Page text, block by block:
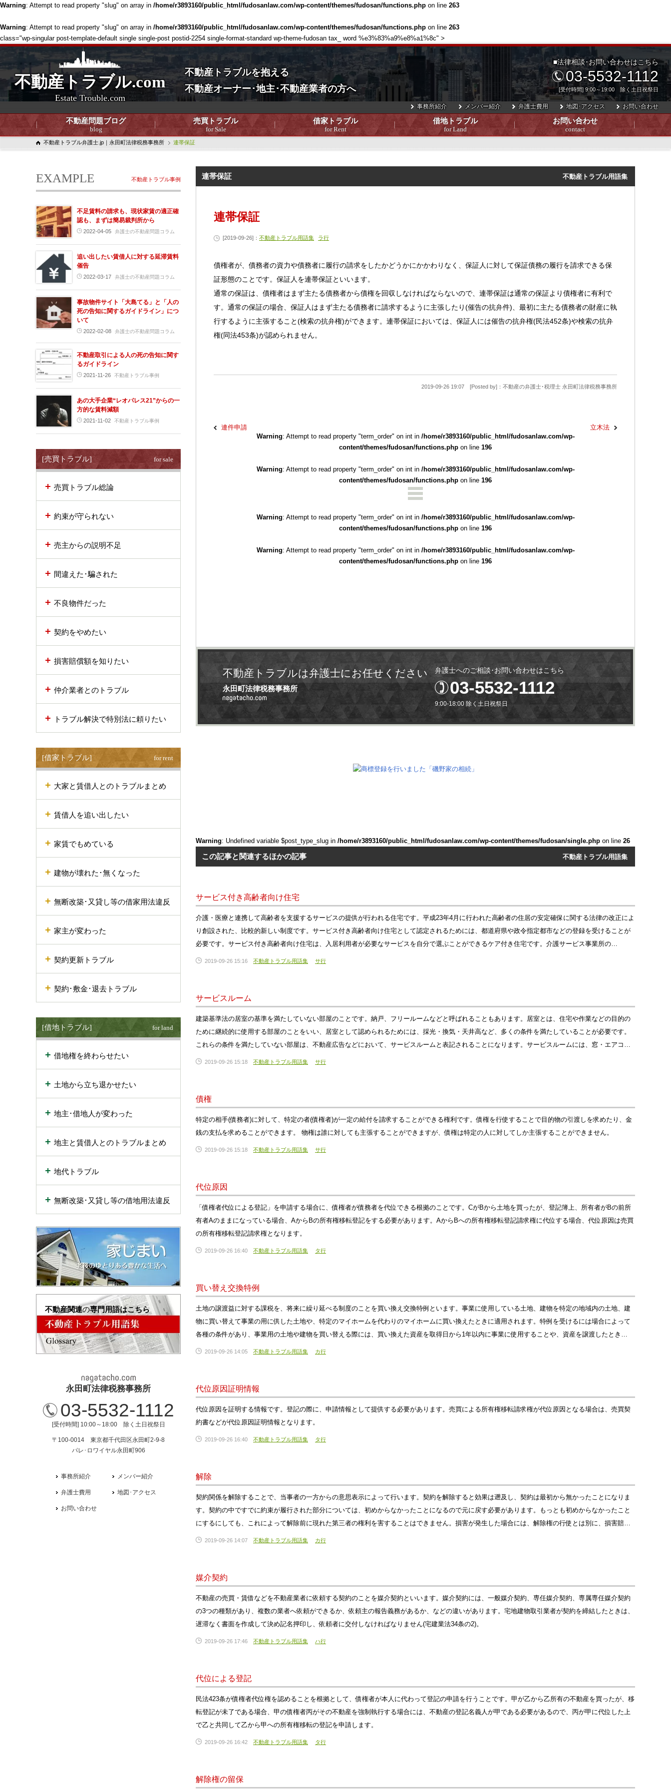
Warning: Attempt to read property "slug" on array in /home/r3893160/public_html/fudosanlaw.com/wp-content/themes/fudosan/functions.php on line 263
Warning: Attempt to read property "slug" on array in /home/r3893160/public_html/fudosanlaw.com/wp-content/themes/fudosan/functions.php on line 263
class="wp-singular post-template-default single single-post postid-2254 single-format-standard wp-theme-fudosan tax_ word %e3%83%a9%e8%a1%8c" >
不動産トラブル.com
Estate Trouble.com
不動産トラブルを抱える
不動産オーナー･地主･不動産業者の方へ
不動産問題ブログ
blog
売買トラブル
for Sale
借家トラブル
for Rent
借地トラブル
for Land
お問い合わせ
contact
事務所紹介 メンバー紹介 弁護士費用 地図･アクセス お問い合わせ
■法律相談･お問い合わせはこちら
03-5532-1112
[受付時間] 9:00～19:00 除く土日祝祭日
不動産トラブル弁護士.jp｜永田町法律税務事務所 連帯保証
連帯保証 不動産トラブル用語集
連帯保証
[2019-09-26]： 不動産トラブル用語集 ラ行
債権者が、債務者の資力や債務者に履行の請求をしたかどうかにかかわりなく、保証人に対して保証債務の履行を請求できる保
証形態のことです。保証人を連帯保証といいます。
通常の保証は、債権者はまず主たる債務者から債権を回収しなければならないので、連帯保証は通常の保証より債権者に有利で
す。通常の保証の場合、保証人はまず主たる債務者に請求するように主張したり(催告の抗弁件)、最初に主たる債務者の財産に執
行するように主張すること(検索の抗弁権)ができます。連帯保証においては、保証人には催告の抗弁権(民法452条)や検索の抗弁
権(同法453条)が認められません。
2019-09-26 19:07 [Posted by]：不動産の弁護士･税理士 永田町法律税務事務所
Warning: Attempt to read property "term_order" on int in /home/r3893160/public_html/fudosanlaw.com/wp-
content/themes/fudosan/functions.php on line 196
Warning: Attempt to read property "term_order" on int in /home/r3893160/public_html/fudosanlaw.com/wp-
content/themes/fudosan/functions.php on line 196
連件申請
Warning: Attempt to read property "term_order" on int in /home/r3893160/public_html/fudosanlaw.com/wp-
content/themes/fudosan/functions.php on line 196
Warning: Attempt to read property "term_order" on int in /home/r3893160/public_html/fudosanlaw.com/wp-
content/themes/fudosan/functions.php on line 196
立木法
不動産トラブルは弁護士にお任せください
永田町法律税務事務所
弁護士へのご相談･お問い合わせはこちら
03-5532-1112
9:00-18:00 除く土日祝祭日
Warning: Undefined variable $post_type_slug in /home/r3893160/public_html/fudosanlaw.com/wp-content/themes/fudosan/single.php on line 26
この記事と関連するほかの記事 不動産トラブル用語集
サービス付き高齢者向け住宅
介護・医療と連携して高齢者を支援するサービスの提供が行われる住宅です。平成23年4月に行われた高齢者の住居の安定確保に関する法律の改正によ
り創設された、比較的新しい制度です。サービス付き高齢者向け住宅として認定されるためには、都道府県や政令指定都市などの登録を受けることが
必要です。サービス付き高齢者向け住宅は、入居利用者が必要なサービスを自分で選ぶことができるケア付き住宅です。介護サービス事業所の…
2019-09-26 15:16 不動産トラブル用語集 サ行
サービスルーム
建築基準法の居室の基準を満たしていない部屋のことです。納戸、フリールームなどと呼ばれることもあります。居室とは、住宅や作業などの目的の
ために継続的に使用する部屋のことをいい、居室として認められるためには、採光・換気・天井高など、多くの条件を満たしていることが必要です。
これらの条件を満たしていない部屋は、不動産広告などにおいて、サービスルームと表記されることになります。サービスルームには、窓・エアコ…
2019-09-26 15:18 不動産トラブル用語集 サ行
債権
特定の相手(債務者)に対して、特定の者(債権者)が一定の給付を請求することができる権利です。債権を行使することで目的物の引渡しを求めたり、金
銭の支払を求めることができます。 物権は誰に対しても主張することができますが、債権は特定の人に対してしか主張することができません。
2019-09-26 15:18 不動産トラブル用語集 サ行
代位原因
「債権者代位による登記」を申請する場合に、債権者が債務者を代位できる根拠のことです。CがBから土地を買ったが、登記簿上、所有者がBの前所
有者Aのままになっている場合、AからBの所有権移転登記をする必要があります。AからBへの所有権移転登記請求権に代位する場合、代位原因は売買
の所有権移転登記請求権となります。
2019-09-26 16:40 不動産トラブル用語集 タ行
買い替え交換特例
土地の譲渡益に対する課税を、将来に繰り延べる制度のことを買い換え交換特例といます。事業に使用している土地、建物を特定の地域内の土地、建
物に買い替えて事業の用に供した土地や、特定のマイホームを代わりのマイホームに買い換えたときに適用されます。特例を受けるには場合によって
各種の条件があり、事業用の土地や建物を買い替える際には、買い換えた資産を取得日から1年以内に事業に使用することや、資産を譲渡したとき…
2019-09-26 14:05 不動産トラブル用語集 カ行
代位原因証明情報
代位原因を証明する情報です。登記の際に、申請情報として提供する必要があります。売買による所有権移転請求権が代位原因となる場合は、売買契
約書などが代位原因証明情報となります。
2019-09-26 16:40 不動産トラブル用語集 タ行
解除
契約関係を解除することで、当事者の一方からの意思表示によって行います。契約を解除すると効果は遡及し、契約は最初から無かったことになりま
す。契約の中ですでに約束が履行された部分については、初めからなかったことになるので元に戻す必要があります。もっとも初めからなかったこと
にするにしても、これによって解除前に現れた第三者の権利を害することはできません。損害が発生した場合には、解除権の行使とは別に、損害賠…
2019-09-26 14:07 不動産トラブル用語集 カ行
媒介契約
不動産の売買・賃借などを不動産業者に依頼する契約のことを媒介契約といいます。媒介契約には、一般媒介契約、専任媒介契約、専属専任媒介契約
の3つの種類があり、複数の業者へ依頼ができるか、依頼主の報告義務があるか、などの違いがあります。宅地建物取引業者が契約を締結したときは、
遅滞なく書面を作成して決め記名押印し、依頼者に交付しなければなりません(宅建業法34条の2)。
2019-09-26 17:46 不動産トラブル用語集 ハ行
代位による登記
民法423条が債権者代位権を認めることを根拠として、債権者が本人に代わって登記の申請を行うことです。甲が乙から乙所有の不動産を買ったが、移
転登記が未了である場合、甲の債権者丙がその不動産を強制執行する場合には、不動産の登記名義人が甲である必要があるので、丙が甲に代位した上
で乙と共同して乙から甲への所有権移転の登記を申請します。
2019-09-26 16:42 不動産トラブル用語集 タ行
解除権の留保
不動産トラブル事例
EXAMPLE
不足賃料の請求も、現状家賃の適正確
認も、まずは簡易裁判所から
2022-04-05 弁護士の不動産問題コラム
追い出したい賃借人に対する延滞賃料
催告
2022-03-17 弁護士の不動産問題コラム
事故物件サイト「大島てる」と「人の
死の告知に関するガイドライン」につ
いて
2022-02-08 弁護士の不動産問題コラム
不動産取引による人の死の告知に関す
るガイドライン
2021-11-26 不動産トラブル事例
あの大手企業“レオパレス21”からの一
方的な賃料減額
2021-11-02 不動産トラブル事例
[売買トラブル] for sale
売買トラブル総論
約束が守られない
売主からの説明不足
間違えた･騙された
不良物件だった
契約をやめたい
損害賠償額を知りたい
仲介業者とのトラブル
トラブル解決で特別法に頼りたい
[借家トラブル] for rent
大家と賃借人とのトラブルまとめ
賃借人を追い出したい
家賃でもめている
建物が壊れた･無くなった
無断改築･又貸し等の借家用法違反
家主が変わった
契約更新トラブル
契約･敷金･退去トラブル
[借地トラブル] for land
借地権を終わらせたい
土地から立ち退かせたい
地主･借地人が変わった
地主と賃借人とのトラブルまとめ
地代トラブル
無断改築･又貸し等の借地用法違反
不動産関連の専門用語はこちら
永田町法律税務事務所
03-5532-1112
[受付時間] 10:00～18:00 除く土日祝祭日
〒100-0014 東京都千代田区永田町2-9-8
パレ･ロワイヤル永田町906
事務所紹介 メンバー紹介
弁護士費用 地図･アクセス
お問い合わせ